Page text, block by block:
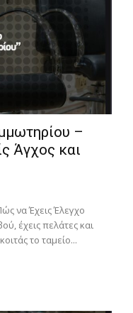
–
Άγχος και
να Έχεις Έλεγχο
έχεις πελάτες και
το ταμείο...